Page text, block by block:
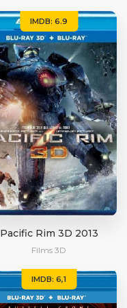
IMDB: 6.9
Pacific Rim 3D 2013
Films 3D
IMDB: 6,1